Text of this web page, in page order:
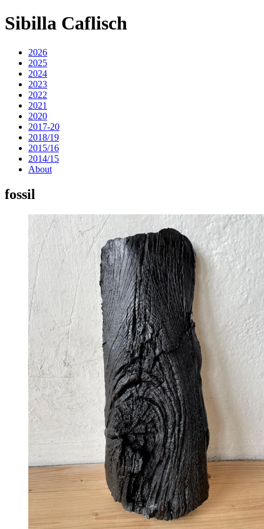
Sibilla Caflisch
2026
2025
2024
2023
2022
2021
2020
2017-20
2018/19
2015/16
2014/15
About
fossil